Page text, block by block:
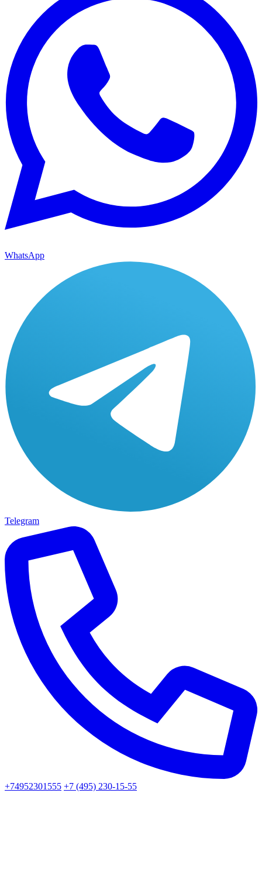
WhatsApp
Telegram
+74952301555 +7 (495) 230-15-55